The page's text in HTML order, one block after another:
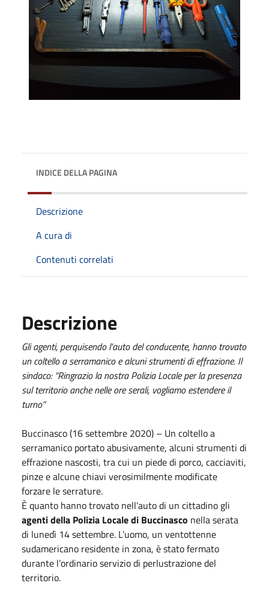
INDICE DELLA PAGINA
Descrizione
A cura di
Contenuti correlati
Descrizione
Gli agenti, perquisendo l’auto del conducente, hanno trovato
un coltello a serramanico e alcuni strumenti di effrazione. Il
sindaco: “Ringrazio la nostra Polizia Locale per la presenza
sul territorio anche nelle ore serali, vogliamo estendere il
turno”
Buccinasco (16 settembre 2020) – Un coltello a
serramanico portato abusivamente, alcuni strumenti di
effrazione nascosti, tra cui un piede di porco, cacciaviti,
pinze e alcune chiavi verosimilmente modificate
forzare le serrature.
È quanto hanno trovato nell’auto di un cittadino gli
agenti della Polizia Locale di Buccinasco nella serata
di lunedì 14 settembre. L’uomo, un ventottenne
sudamericano residente in zona, è stato fermato
durante l’ordinario servizio di perlustrazione del
territorio.